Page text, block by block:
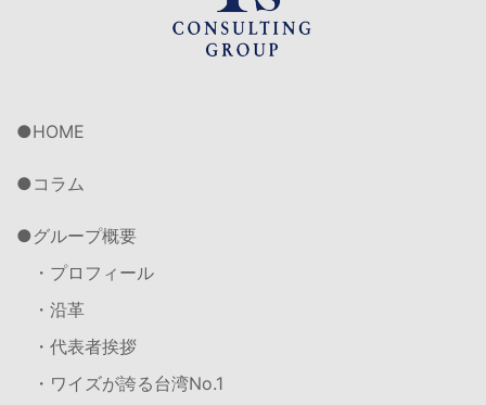
HOME
コラム
グループ概要
・プロフィール
・沿革
・代表者挨拶
・ワイズが誇る台湾No.1